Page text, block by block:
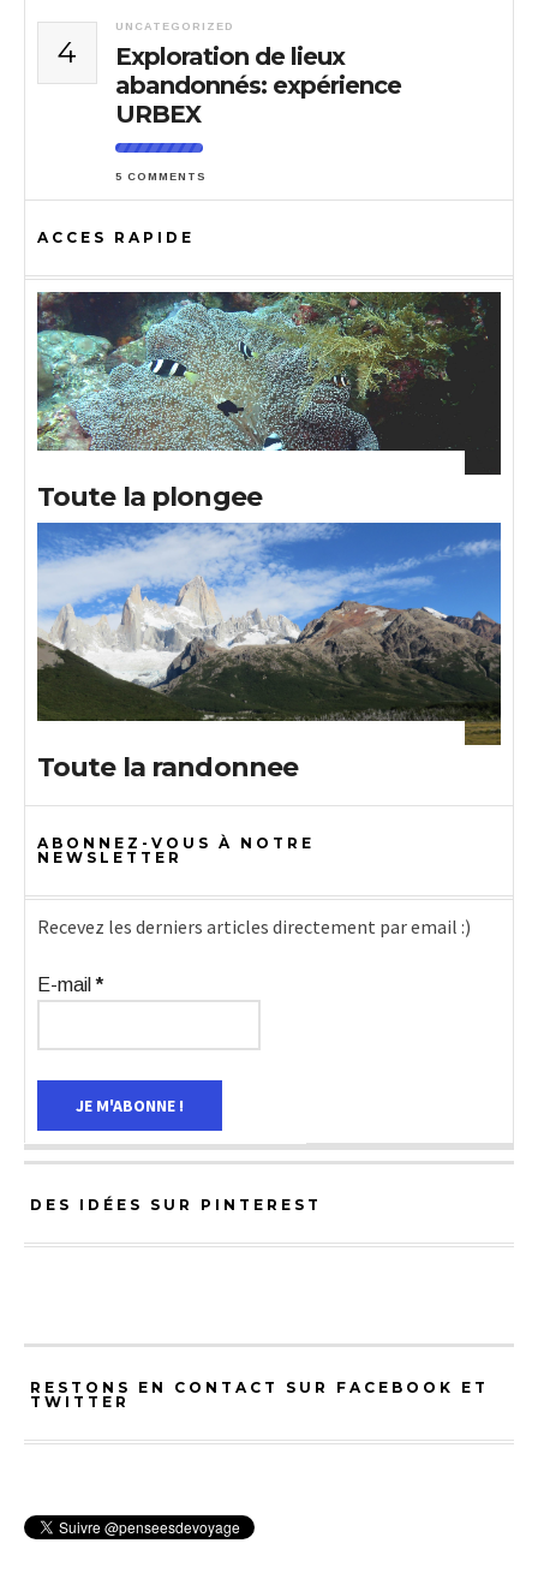
4
UNCATEGORIZED
Exploration de lieux
abandonnés: expérience
URBEX
5 COMMENTS
ACCES RAPIDE
Toute la plongee
Toute la randonnee
ABONNEZ-VOUS À NOTRE
NEWSLETTER
Recevez les derniers articles directement par email :)
E-mail*
DES IDÉES SUR PINTEREST
RESTONS EN CONTACT SUR FACEBOOK ET
TWITTER